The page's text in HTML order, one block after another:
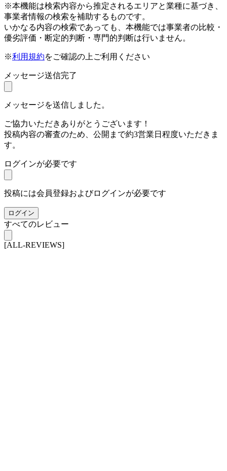
※本機能は検索内容から推定されるエリアと業種に基づき、
事業者情報の検索を補助するものです。
いかなる内容の検索であっても、本機能では事業者の比較・
優劣評価・断定的判断・専門的判断は行いません。
※利用規約をご確認の上ご利用ください
メッセージ送信完了
メッセージを送信しました。
ご協力いただきありがとうございます！
投稿内容の審査のため、公開まで約3営業日程度いただきま
す。
ログインが必要です
投稿には会員登録およびログインが必要です
ログイン
すべてのレビュー
[ALL-REVIEWS]